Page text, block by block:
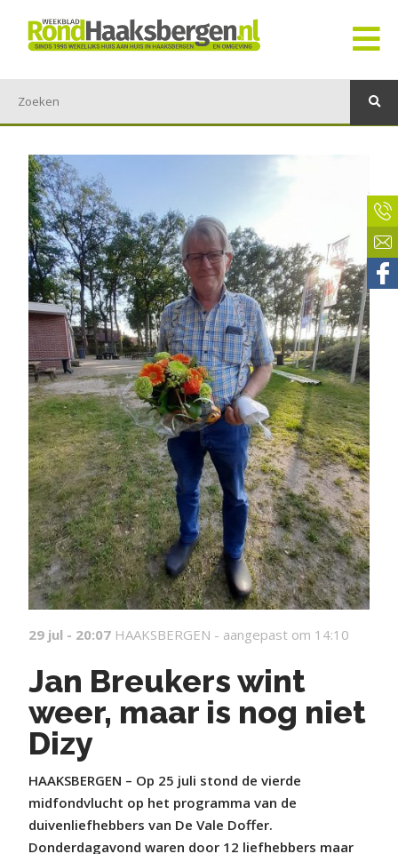
29 jul - 20:07 HAAKSBERGEN - aangepast om 14:10
Jan Breukers wint
weer, maar is nog niet
Dizy
HAAKSBERGEN – Op 25 juli stond de vierde
midfondvlucht op het programma van de
duivenliefhebbers van De Vale Doffer.
Donderdagavond waren door 12 liefhebbers maar